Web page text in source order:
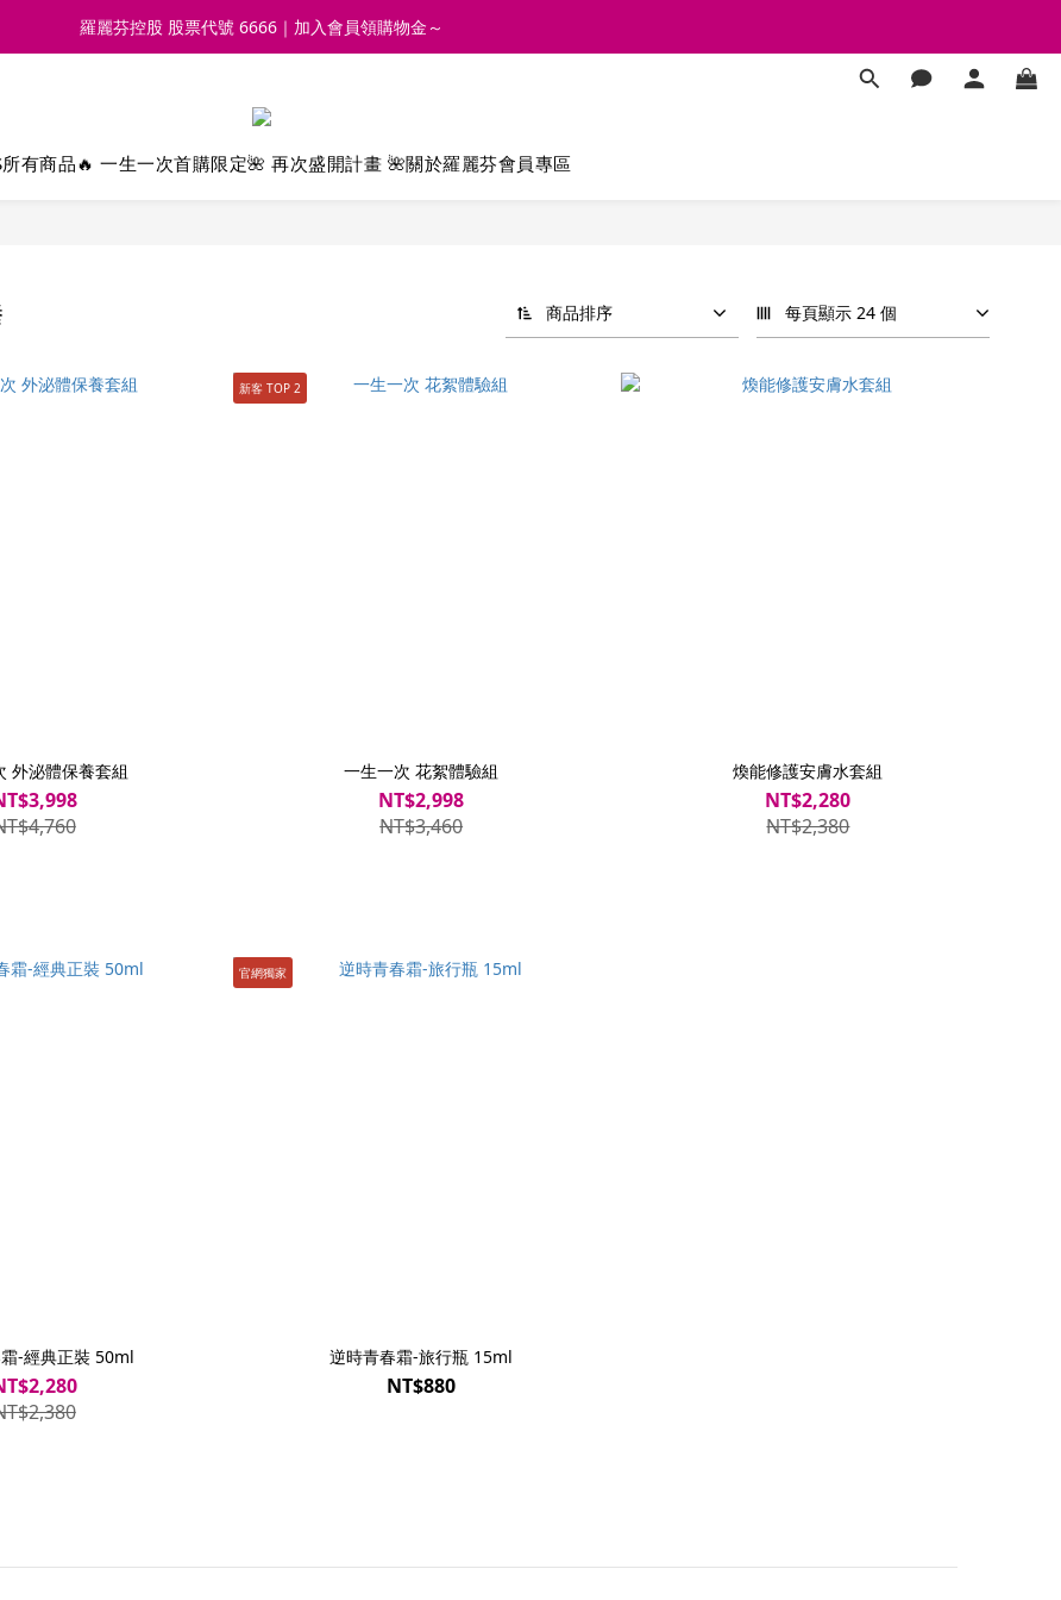
羅麗芬控股 股票代號 6666｜加入會員領購物金～
所有商品🔥 一生一次首購限定🌺 再次盛開計畫 🌺關於羅麗芬會員專區
商品排序 每頁顯示 24 個
外泌體保養套組
新客 TOP 2
一生一次 花絮體驗組
NT$2,998
NT$3,460
煥能修護安膚水套組
NT$2,280
NT$2,380
-經典正裝 50ml
官網獨家
逆時青春霜-旅行瓶 15ml
NT$880